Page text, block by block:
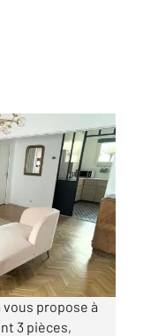
vous propose à
3 pièces,